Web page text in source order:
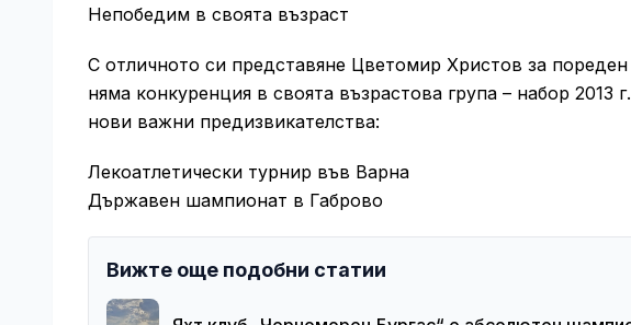
Непобедим в своята възраст
С отличното си представяне Цветомир Христов за
няма конкуренция в своята възрастова група – набор 2013
нови важни предизвикателства:
Лекоатлетически турнир във Варна
Държавен шампионат в Габрово
Вижте още подобни статии